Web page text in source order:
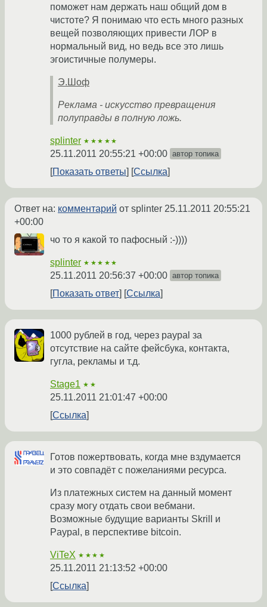
поможет нам держать наш общий дом в
чистоте? Я понимаю что есть много разных
вещей позволяющих привести ЛОР в
нормальный вид, но ведь все это лишь
эгоистичные полумеры.
Э.Шоф
Реклама - искусство превращения
полуправды в полную ложь.
splinter ★★★★★
25.11.2011 20:55:21 +00:00 автор топика
Показать ответы Ссылка
Ответ на: комментарий от splinter 25.11.2011 20:55:21
+00:00
чо то я какой то пафосный :-))))
splinter ★★★★★
25.11.2011 20:56:37 +00:00 автор топика
Показать ответ Ссылка
1000 рублей в год, через paypal за
отсутствие на сайте фейсбука, контакта,
гугла, рекламы и т.д.
Stage1 ★★
25.11.2011 21:01:47 +00:00
Ссылка
Готов пожертвовать, когда мне вздумается
и это совпадёт с пожеланиями ресурса.
Из платежных систем на данный момент
сразу могу отдать свои вебмани.
Возможные будущие варианты Skrill и
Paypal, в перспективе bitcoin.
ViTeX ★★★★
25.11.2011 21:13:52 +00:00
Ссылка